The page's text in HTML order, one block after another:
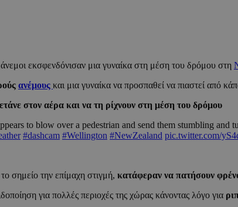
εκσφενδόνισαν μια γυναίκα στη μέση του δρόμου στη
ανέμους και μια γυναίκα να προσπαθεί να πιαστεί από
στον αέρα και να τη ρίχνουν στη μέση του δρόμου
to blow over a pedestrian and send them stumbling
#dashcam #Wellington #NewZealand pic.twitter.com/
σημείο την επίμαχη στιγμή, κατάφεραν να πατήσουν
για πολλές περιοχές της χώρας κάνοντας λόγο για